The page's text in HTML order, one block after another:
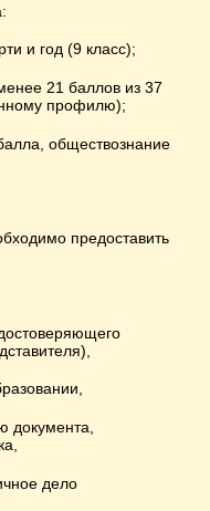
и год (9 класс);
21 баллов из 37
профилю);
обществознание
предоставить
документа,
дело